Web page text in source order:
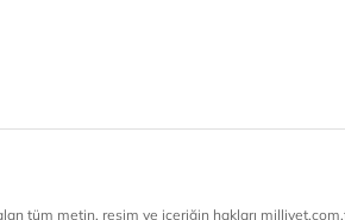
tüm metin, resim ve içeriğin hakları